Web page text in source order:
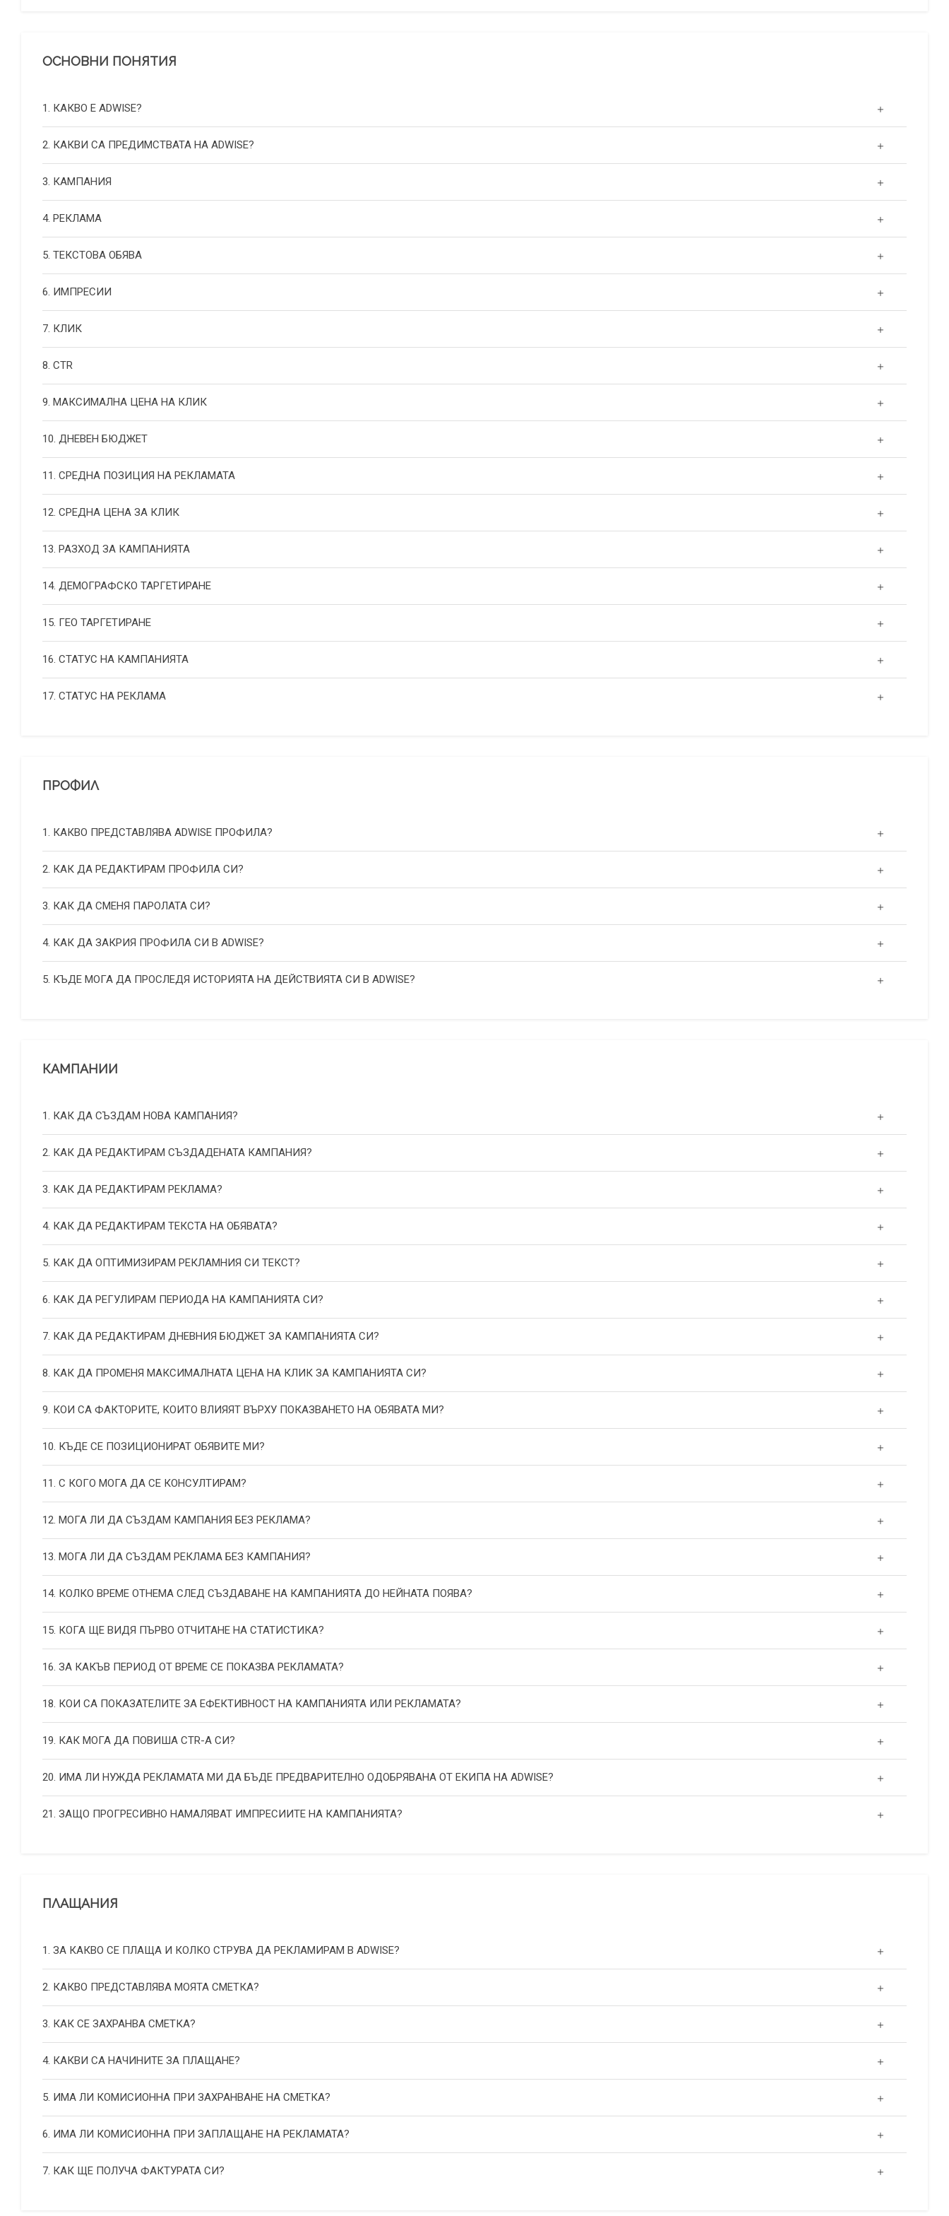
ОСНОВНИ ПОНЯТИЯ
1. КАКВО Е ADWISE?
2. КАКВИ СА ПРЕДИМСТВАТА НА ADWISE?
3. КАМПАНИЯ
4. РЕКЛАМА
5. ТЕКСТОВА ОБЯВА
6. ИМПРЕСИИ
7. КЛИК
8. CTR
9. МАКСИМАЛНА ЦЕНА НА КЛИК
10. ДНЕВЕН БЮДЖЕТ
11. СРЕДНА ПОЗИЦИЯ НА РЕКЛАМАТА
12. СРЕДНА ЦЕНА ЗА КЛИК
13. РАЗХОД ЗА КАМПАНИЯТА
14. ДЕМОГРАФСКО ТАРГЕТИРАНЕ
15. ГЕО ТАРГЕТИРАНЕ
16. СТАТУС НА КАМПАНИЯТА
17. СТАТУС НА РЕКЛАМА
ПРОФИЛ
1. КАКВО ПРЕДСТАВЛЯВА ADWISE ПРОФИЛА?
2. КАК ДА РЕДАКТИРАМ ПРОФИЛА СИ?
3. КАК ДА СМЕНЯ ПАРОЛАТА СИ?
4. КАК ДА ЗАКРИЯ ПРОФИЛА СИ В ADWISE?
5. КЪДЕ МОГА ДА ПРОСЛЕДЯ ИСТОРИЯТА НА ДЕЙСТВИЯТА СИ В ADWISE?
КАМПАНИИ
1. КАК ДА СЪЗДАМ НОВА КАМПАНИЯ?
2. КАК ДА РЕДАКТИРАМ СЪЗДАДЕНАТА КАМПАНИЯ?
3. КАК ДА РЕДАКТИРАМ РЕКЛАМА?
4. КАК ДА РЕДАКТИРАМ ТЕКСТА НА ОБЯВАТА?
5. КАК ДА ОПТИМИЗИРАМ РЕКЛАМНИЯ СИ ТЕКСТ?
6. КАК ДА РЕГУЛИРАМ ПЕРИОДА НА КАМПАНИЯТА СИ?
7. КАК ДА РЕДАКТИРАМ ДНЕВНИЯ БЮДЖЕТ ЗА КАМПАНИЯТА СИ?
8. КАК ДА ПРОМЕНЯ МАКСИМАЛНАТА ЦЕНА НА КЛИК ЗА КАМПАНИЯТА СИ?
9. КОИ СА ФАКТОРИТЕ, КОИТО ВЛИЯЯТ ВЪРХУ ПОКАЗВАНЕТО НА ОБЯВАТА МИ?
10. КЪДЕ СЕ ПОЗИЦИОНИРАТ ОБЯВИТЕ МИ?
11. С КОГО МОГА ДА СЕ КОНСУЛТИРАМ?
12. МОГА ЛИ ДА СЪЗДАМ КАМПАНИЯ БЕЗ РЕКЛАМА?
13. МОГА ЛИ ДА СЪЗДАМ РЕКЛАМА БЕЗ КАМПАНИЯ?
14. КОЛКО ВРЕМЕ ОТНЕМА СЛЕД СЪЗДАВАНЕ НА КАМПАНИЯТА ДО НЕЙНАТА ПОЯВА?
15. КОГА ЩЕ ВИДЯ ПЪРВО ОТЧИТАНЕ НА СТАТИСТИКА?
16. ЗА КАКЪВ ПЕРИОД ОТ ВРЕМЕ СЕ ПОКАЗВА РЕКЛАМАТА?
18. КОИ СА ПОКАЗАТЕЛИТЕ ЗА ЕФЕКТИВНОСТ НА КАМПАНИЯТА ИЛИ РЕКЛАМАТА?
19. КАК МОГА ДА ПОВИША СТR-А СИ?
20. ИМА ЛИ НУЖДА РЕКЛАМАТА МИ ДА БЪДЕ ПРЕДВАРИТЕЛНО ОДОБРЯВАНА ОТ ЕКИПА НА ADWISE?
21. ЗАЩО ПРОГРЕСИВНО НАМАЛЯВАТ ИМПРЕСИИТЕ НА КАМПАНИЯТА?
ПЛАЩАНИЯ
1. ЗА КАКВО СЕ ПЛАЩА И КОЛКО СТРУВА ДА РЕКЛАМИРАМ В ADWISE?
2. КАКВО ПРЕДСТАВЛЯВА МОЯТА СМЕТКА?
3. КАК СЕ ЗАХРАНВА СМЕТКА?
4. КАКВИ СА НАЧИНИТЕ ЗА ПЛАЩАНЕ?
5. ИМА ЛИ КОМИСИОННА ПРИ ЗАХРАНВАНЕ НА СМЕТКА?
6. ИМА ЛИ КОМИСИОННА ПРИ ЗАПЛАЩАНЕ НА РЕКЛАМАТА?
7. КАК ЩЕ ПОЛУЧА ФАКТУРАТА СИ?